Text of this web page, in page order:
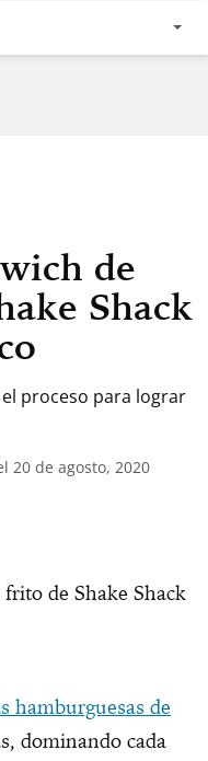
de
Shack
proceso para lograr
20 de agosto, 2020
hamburguesas de
dominando cada